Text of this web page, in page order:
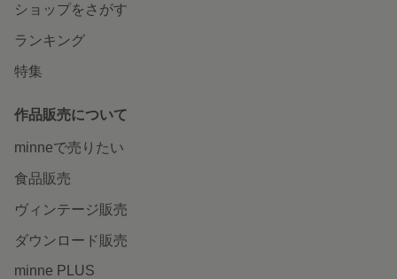
ショップをさがす
ランキング
特集
作品販売について
minneで売りたい
食品販売
ヴィンテージ販売
ダウンロード販売
minne PLUS